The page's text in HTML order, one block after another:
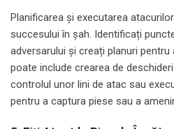
Planificarea și executarea
succesului în șah. Identificați
adversarului și creați planuri
poate include crearea de
controlul unor lini de atac sau
pentru a captura piese sau a